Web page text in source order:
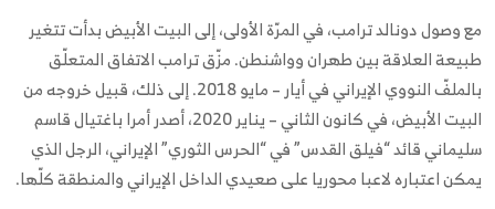
مع وصول دونالد ترامب، في المرّة الأولى، إلى البيت الأبيض بدأت تتغير
طبيعة العلاقة بين طهران وواشنطن. مزّق ترامب الاتفاق المتعلّق
بالملفّ النووي الإيراني في أيار – مايو 2018. إلى ذلك، قبيل خروجه من
البيت الأبيض، في كانون الثاني – يناير 2020، أصدر أمرا باغتيال قاسم
سليماني قائد “فيلق القدس” في “الحرس الثوري” الإيراني، الرجل الذي
يمكن اعتباره لاعبا محوريا على صعيدي الداخل الإيراني والمنطقة كلّها.